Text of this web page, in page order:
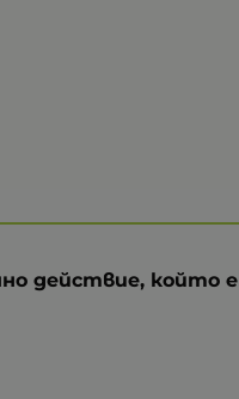
действие, който е